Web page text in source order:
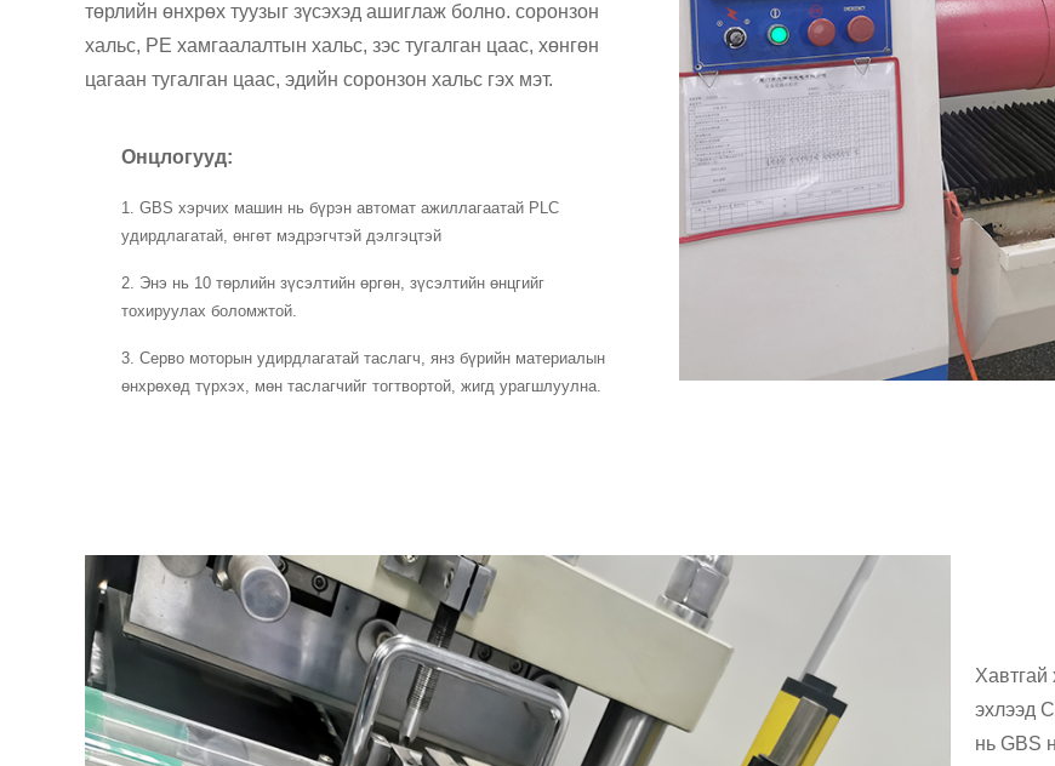
төрлийн өнхрөх туузыг зүсэхэд ашиглаж болно. соронзон
хальс, PE хамгаалалтын хальс, зэс тугалган цаас, хөнгөн
цагаан тугалган цаас, эдийн соронзон хальс гэх мэт.
Онцлогууд:
1. GBS хэрчих машин нь бүрэн автомат ажиллагаатай PLC
удирдлагатай, өнгөт мэдрэгчтэй дэлгэцтэй
2. Энэ нь 10 төрлийн зүсэлтийн өргөн, зүсэлтийн өнцгийг
тохируулах боломжтой.
3. Серво моторын удирдлагатай таслагч, янз бүрийн материалын
өнхрөхөд түрхэх, мөн таслагчийг тогтвортой, жигд урагшлуулна.
Хавтгай
эхлээд
нь GBS